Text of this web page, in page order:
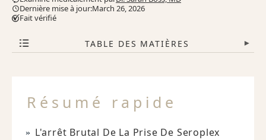
Dernière mise à jour:March 26, 2026
Fait vérifié
TABLE DES MATIÈRES ▾
Résumé rapide
L'arrêt Brutal De La Prise De Seroplex